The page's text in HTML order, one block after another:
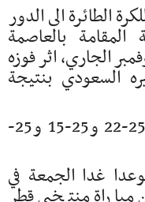
الطائرة الى الدور
المقامة بالعاصمة
المنامة من 1 الى 11 نوفمبر الجاري، اثر فوزه
السعودي بنتيجة
وجاءت تفاصيل الأشواط بواقع 25-22 و25-15 و25-
غدا الجمعة في